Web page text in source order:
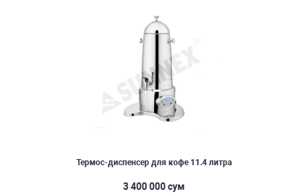
Термос-диспенсер для кофе 11.4 литра
3 400 000 сум